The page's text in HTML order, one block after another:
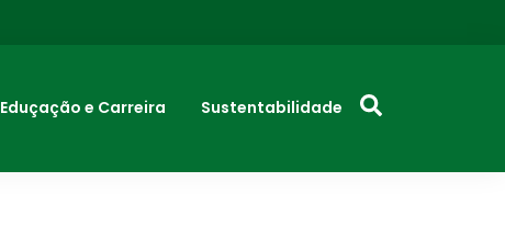
Eduçação e Carreira Sustentabilidade